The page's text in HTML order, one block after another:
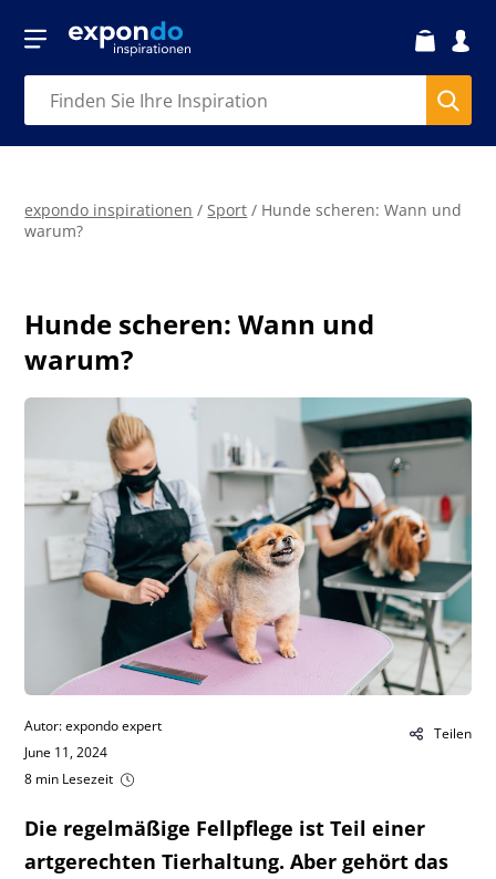
expondo inspirationen /Sport / Hunde scheren: Wann und
warum?
Hunde scheren: Wann und
warum?
Die regelmäßige Fellpflege ist Teil einer
artgerechten Tierhaltung. Aber gehört das
Teilen
Autor: expondo expert
June 11, 2024
8 min Lesezeit